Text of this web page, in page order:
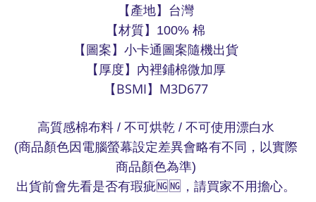
【產地】台灣
【材質】 100% 棉
【圖案】小卡通圖案隨機出貨
【厚度】內裡鋪棉微加厚
【BSMI】M3D677
高質感棉布料/ 不可烘乾/ 不可使用漂白水
(商品顏色因電腦螢幕設定差異會略有不同，以實際
商品顏色為準)
出貨前會先看是否有瑕疵🆖🆖 ，請買家不用擔心。